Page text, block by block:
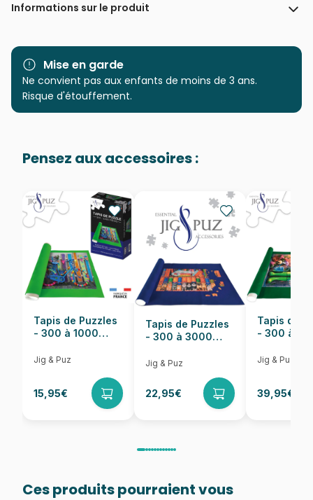
Informations sur le produit
Marque
Educa : un large choix de
Catégorie
pièces)
Provenance Puzzles fabriqués en France
EAN 8412668204829
Nombre de pièces 48 pièces
Dimensions 28 x 20 cm
Mise en garde
Ne convient pas aux enfants de moins de 3 ans.
Risque d'étouffement.
Pensez aux accessoires :
Tapis de Puzzles
- 300 à 1000
Jig & Puz
15,95€
Tapis de Puzzles
- 300 à 3000
Jig & Puz
22,95€
Tapis de
- 300 à
Jig & Puz
39,95€
Ces produits pourraient vous